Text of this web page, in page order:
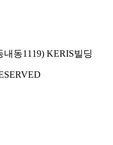
동1119) KERIS빌딩